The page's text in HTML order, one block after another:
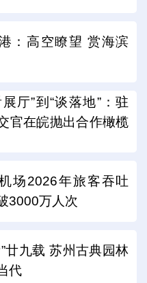
：高空瞭望 赏海滨
展厅”到“谈落地”：驻
官在皖抛出合作橄榄
场2026年旅客吞吐
3000万人次
廿九载 苏州古典园林
代